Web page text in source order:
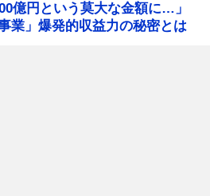
億円という莫大な金額に…」
業」爆発的収益力の秘密とは